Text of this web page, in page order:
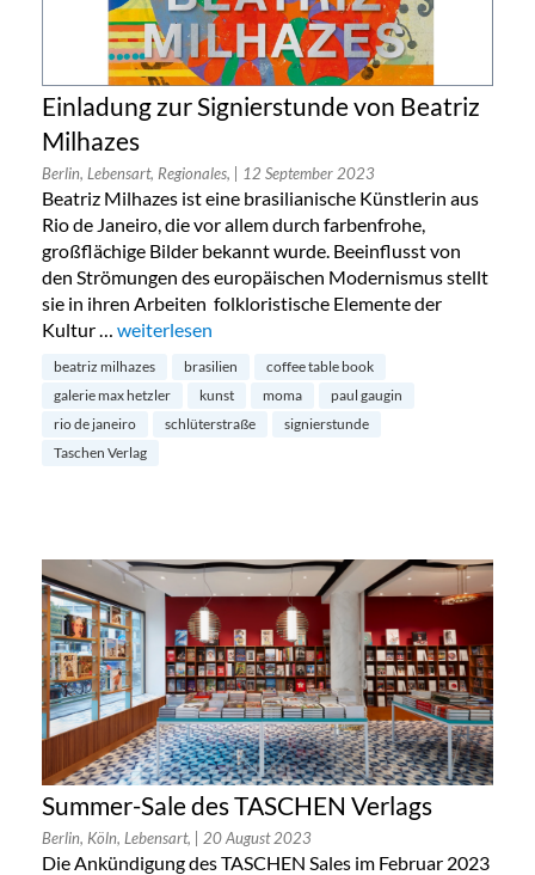
Einladung zur Signierstunde von Beatriz
Milhazes
Berlin, Lebensart, Regionales, | 12 September 2023
Beatriz Milhazes ist eine brasilianische Künstlerin aus
Rio de Janeiro, die vor allem durch farbenfrohe,
großflächige Bilder bekannt wurde. Beeinflusst von
den Strömungen des europäischen Modernismus stellt
sie in ihren Arbeiten folkloristische Elemente der
Kultur … „Einladung zur Signierstunde von Beatriz Milhazes“
weiterlesen
beatriz milhazes brasilien
coffee table book
galerie max hetzler
kunst moma
paul gaugin
rio de janeiro
schlüterstraße
signierstunde
Taschen Verlag
Summer-Sale des TASCHEN Verlags
Berlin, Köln, Lebensart, | 20 August 2023
Die Ankündigung des TASCHEN Sales im Februar 2023